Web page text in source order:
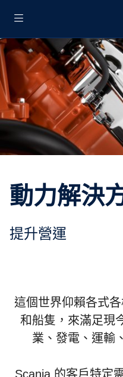
動力解決
提升營運
這個世界仰賴各式
和船隻，來滿足現
業、發電、運輸
Scania 的客戶特定